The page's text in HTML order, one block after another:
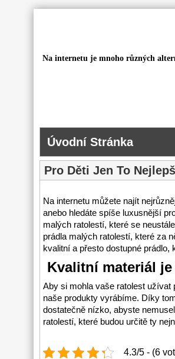
Na internetu je mnoho různých
Úvodní Stránka
Pro Děti Jen To
Na internetu můžete najít
anebo hledáte spíše luxusnější
malých ratolestí, které se
prádla malých ratolestí, které za
kvalitní a přesto dostupné prádlo,
Kvalitní materiál je
Aby si mohla vaše ratolest užívat
naše produkty vyrábíme. Díky
dostatečně nízko, abyste
ratolestí, které budou určitě ty
4.3/5 - (6